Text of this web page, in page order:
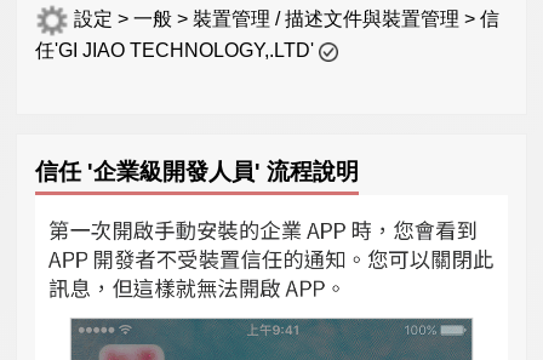
設定 > 一般 > 裝置管理 / 描述文件與裝置管理 > 信
任'GI JIAO TECHNOLOGY,.LTD'
信任 '企業級開發人員' 流程說明